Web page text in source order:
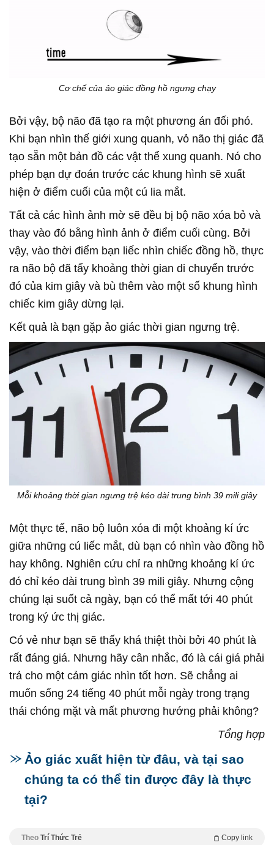
Cơ chế của ảo giác đồng hồ ngưng chạy
Bởi vậy, bộ não đã tạo ra một phương án đối phó.
Khi bạn nhìn thế giới xung quanh, vỏ não thị giác đã
tạo sẵn một bản đồ các vật thể xung quanh. Nó cho
phép bạn dự đoán trước các khung hình sẽ xuất
hiện ở điểm cuối của một cú lia mắt.
Tất cả các hình ảnh mờ sẽ đều bị bộ não xóa bỏ và
thay vào đó bằng hình ảnh ở điểm cuối cùng. Bởi
vậy, vào thời điểm bạn liếc nhìn chiếc đồng hồ, thực
ra não bộ đã tẩy khoảng thời gian di chuyển trước
đó của kim giây và bù thêm vào một số khung hình
chiếc kim giây dừng lại.
Kết quả là bạn gặp ảo giác thời gian ngưng trệ.
Mỗi khoảng thời gian ngưng trệ kéo dài trung bình 39 mili giây
Một thực tế, não bộ luôn xóa đi một khoảng kí ức
giữa những cú liếc mắt, dù bạn có nhìn vào đồng hồ
hay không. Nghiên cứu chỉ ra những khoảng kí ức
đó chỉ kéo dài trung bình 39 mili giây. Nhưng cộng
chúng lại suốt cả ngày, bạn có thể mất tới 40 phút
trong ký ức thị giác.
Có vẻ như bạn sẽ thấy khá thiệt thòi bởi 40 phút là
rất đáng giá. Nhưng hãy cân nhắc, đó là cái giá phải
trả cho một cảm giác nhìn tốt hơn. Sẽ chẳng ai
muốn sống 24 tiếng 40 phút mỗi ngày trong trạng
thái chóng mặt và mất phương hướng phải không?
Tổng hợp
Ảo giác xuất hiện từ đâu, và tại sao
chúng ta có thể tin được đây là thực
tại?
Theo Trí Thức Trẻ Copy link